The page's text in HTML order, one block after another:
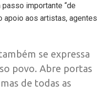
importante “de
apoio aos artistas, agentes
se expressa
povo. Abre portas
de todas as